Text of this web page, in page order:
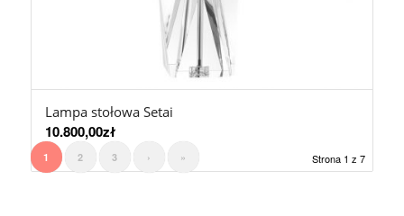
Lampa stołowa Setai
10.800,00zł
Strona 1 z 7
1 2 3 › »